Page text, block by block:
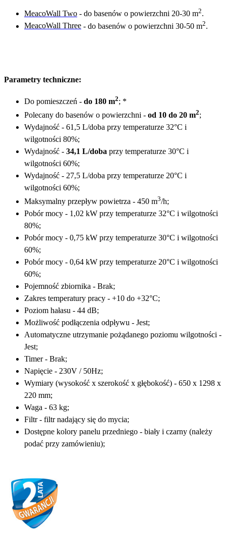
MeacoWall Two - do basenów o powierzchni 20-30 m2.
MeacoWall Three - do basenów o powierzchni 30-50 m2.
Parametry techniczne:
Do pomieszczeń - do 180 m2; *
Polecany do basenów o powierzchni - od 10 do 20 m2;
Wydajność - 61,5 L/doba przy temperaturze 32°C i
wilgotności 80%;
Wydajność - 34,1 L/doba przy temperaturze 30°C i
wilgotności 60%;
Wydajność - 27,5 L/doba przy temperaturze 20°C i
wilgotności 60%;
Maksymalny przepływ powietrza - 450 m3/h;
Pobór mocy - 1,02 kW przy temperaturze 32°C i wilgotności
80%;
Pobór mocy - 0,75 kW przy temperaturze 30°C i wilgotności
60%;
Pobór mocy - 0,64 kW przy temperaturze 20°C i wilgotności
60%;
Pojemność zbiornika - Brak;
Zakres temperatury pracy - +10 do +32°C;
Poziom hałasu - 44 dB;
Możliwość podłączenia odpływu - Jest;
Automatyczne utrzymanie pożądanego poziomu wilgotności -
Jest;
Timer - Brak;
Napięcie - 230V / 50Hz;
Wymiary (wysokość x szerokość x głębokość) - 650 x 1298 x
220 mm;
Waga - 63 kg;
Filtr - filtr nadający się do mycia;
Dostępne kolory panelu przedniego - biały i czarny (należy
podać przy zamówieniu);